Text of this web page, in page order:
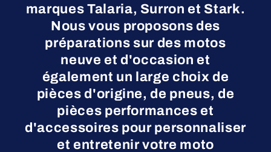
marques Talaria, Surron et Stark.
Nous vous proposons des
préparations sur des motos
neuve et d'occasion et
également un large choix de
pièces d'origine, de pneus, de
pièces performances et
d'accessoires pour personnaliser
et entretenir votre moto